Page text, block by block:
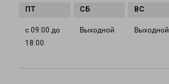
с 09:00 до
18:00
Выходной Выходной